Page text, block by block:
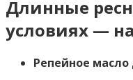
Длинные
условиях —
Репейное масло